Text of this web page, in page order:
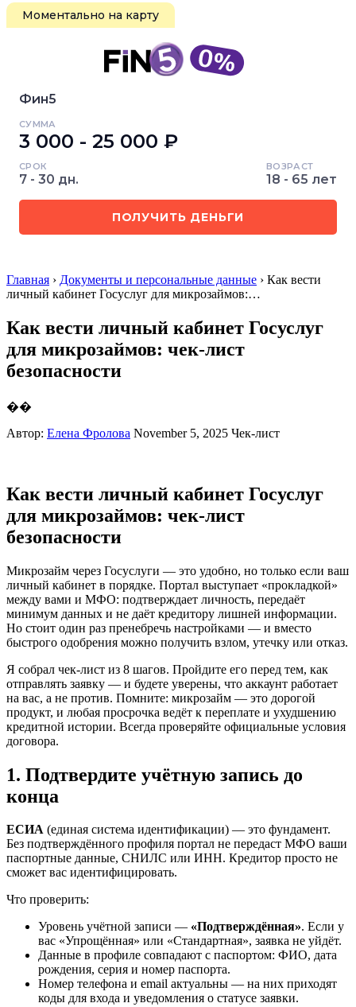
Моментально на карту
Фин5
СУММА
3 000 - 25 000 ₽
СРОК
7 - 30 дн.
ВОЗРАСТ
18 - 65 лет
ПОЛУЧИТЬ ДЕНЬГИ
Главная › Документы и персональные данные › Как вести
личный кабинет Госуслуг для микрозаймов:…
Как вести личный кабинет Госуслуг
для микрозаймов: чек-лист
безопасности
��
Автор: Елена Фролова November 5, 2025 Чек-лист
Как вести личный кабинет Госуслуг
для микрозаймов: чек-лист
безопасности
Микрозайм через Госуслуги — это удобно, но только если ваш
личный кабинет в порядке. Портал выступает «прокладкой»
между вами и МФО: подтверждает личность, передаёт
минимум данных и не даёт кредитору лишней информации.
Но стоит один раз пренебречь настройками — и вместо
быстрого одобрения можно получить взлом, утечку или отказ.
Я собрал чек-лист из 8 шагов. Пройдите его перед тем, как
отправлять заявку — и будете уверены, что аккаунт работает
на вас, а не против. Помните: микрозайм — это дорогой
продукт, и любая просрочка ведёт к переплате и ухудшению
кредитной истории. Всегда проверяйте официальные условия
договора.
1. Подтвердите учётную запись до
конца
ЕСИА (единая система идентификации) — это фундамент.
Без подтверждённого профиля портал не передаст МФО ваши
паспортные данные, СНИЛС или ИНН. Кредитор просто не
сможет вас идентифицировать.
Что проверить:
Уровень учётной записи — «Подтверждённая». Если у
вас «Упрощённая» или «Стандартная», заявка не уйдёт.
Данные в профиле совпадают с паспортом: ФИО, дата
рождения, серия и номер паспорта.
Номер телефона и email актуальны — на них приходят
коды для входа и уведомления о статусе заявки.